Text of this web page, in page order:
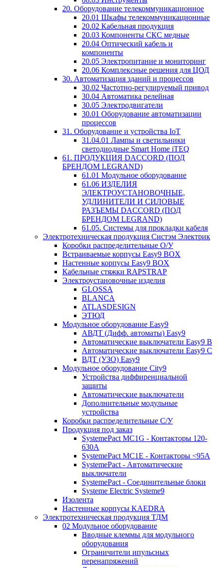
20. Оборудование телекоммуникационное
20.01 Шкафы телекоммуникационные
20.02 Кабельная продукция
20.03 Компоненты СКС медные
20.04 Оптический кабель и
компоненты
20.05 Электропитание и мониторинг
20.06 Комплексные решения для ЦОД
30. Автоматизация зданий и процессов
30.02 Частотно-регулируемый привод
30.04 Автоматика релейная
30.05 Электродвигатели
30.01 Оборудование автоматизации
процессов
31. Оборудование и устройства IoT
31.04.01 Лампы и светильники
светодиодные Smart Home iTEQ
61. ПРОДУКЦИЯ DACCORD (ПОД
БРЕНДОМ LEGRAND)
61.01 Модульное оборудование
61.06 ИЗДЕЛИЯ
ЭЛЕКТРОУСТАНОВОЧНЫЕ,
УДЛИНИТЕЛИ И СИЛОВЫЕ
РАЗЪЕМЫ DACCORD (ПОД
БРЕНДОМ LEGRAND)
61.05. Системы для прокладки кабеля
Электротехническая продукция Систэм Электрик
Коробки распределительные О/У
Встраиваемые корпусы Easy9 BOX
Настенные корпусы Easy9 BOX
Кабельные стяжки RAPSTRAP
Электроустановочные изделия
GLOSSA
BLANCA
ATLASDESIGN
ЭТЮД
Модульное оборудование Easy9
АВДТ (Дифф. автоматы) Easy9
Автоматические выключатели Easy9 В
Автоматические выключатели Easy9 С
ВДТ (УЗО) Easy9
Модульное оборудование City9
Устройства диффиренциальной
защиты
Автоматические выключатели
Дополнительные модульные
устройства
Коробки распределительные C/У
Продукция под заказ
SystemePact MC1G - Контакторы 120-
630A
SystemePact MC1E - Контакторы <95A
SystemePact - Автоматические
выключатели
SystemePact - Соединительные блоки
Systeme Electric Systeme9
Изолента
Настенные корпусы KAEDRA
Электротехническая продукция ТДМ
02 Модульное оборудование
Вводные клеммы для модульного
оборудования
Ограничители ипульсных
перенапряжений